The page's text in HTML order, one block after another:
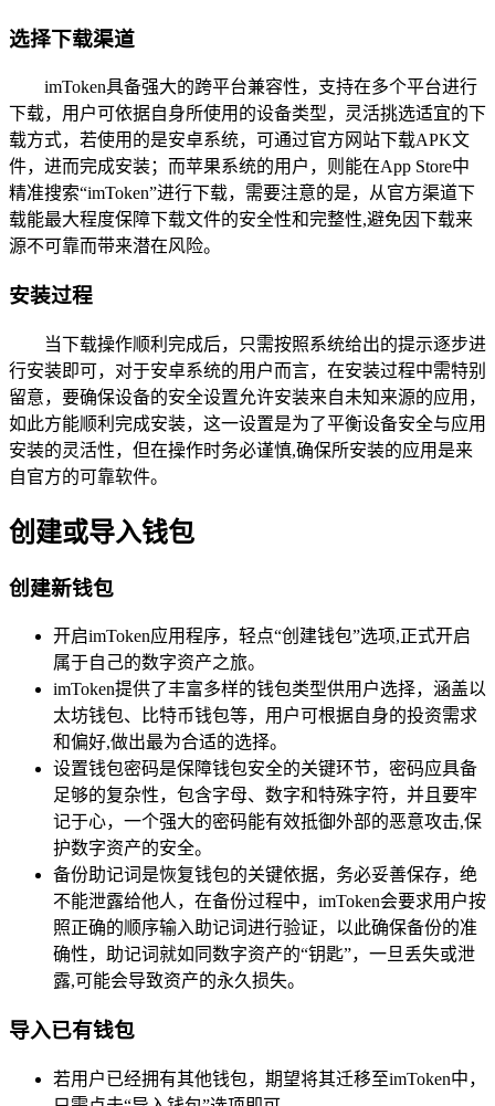
选择下载渠道
imToken具备强大的跨平台兼容性，支持在多个平台进行
下载，用户可依据自身所使用的设备类型，灵活挑选适宜的下
载方式，若使用的是安卓系统，可通过官方网站下载APK文
件，进而完成安装；而苹果系统的用户，则能在App Store中
精准搜索“imToken”进行下载，需要注意的是，从官方渠道下
载能最大程度保障下载文件的安全性和完整性,避免因下载来
源不可靠而带来潜在风险。
安装过程
当下载操作顺利完成后，只需按照系统给出的提示逐步进
行安装即可，对于安卓系统的用户而言，在安装过程中需特别
留意，要确保设备的安全设置允许安装来自未知来源的应用，
如此方能顺利完成安装，这一设置是为了平衡设备安全与应用
安装的灵活性，但在操作时务必谨慎,确保所安装的应用是来
自官方的可靠软件。
创建或导入钱包
创建新钱包
开启imToken应用程序，轻点“创建钱包”选项,正式开启
属于自己的数字资产之旅。
imToken提供了丰富多样的钱包类型供用户选择，涵盖以
太坊钱包、比特币钱包等，用户可根据自身的投资需求
和偏好,做出最为合适的选择。
设置钱包密码是保障钱包安全的关键环节，密码应具备
足够的复杂性，包含字母、数字和特殊字符，并且要牢
记于心，一个强大的密码能有效抵御外部的恶意攻击,保
护数字资产的安全。
备份助记词是恢复钱包的关键依据，务必妥善保存，绝
不能泄露给他人，在备份过程中，imToken会要求用户按
照正确的顺序输入助记词进行验证，以此确保备份的准
确性，助记词就如同数字资产的“钥匙”，一旦丢失或泄
露,可能会导致资产的永久损失。
导入已有钱包
若用户已经拥有其他钱包，期望将其迁移至imToken中，